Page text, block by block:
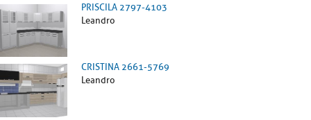
PRISCILA 2797-4103
Leandro
CRISTINA 2661-5769
Leandro